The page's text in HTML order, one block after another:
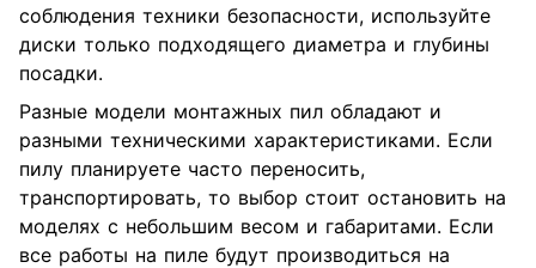
соблюдения техники безопасности, используйте
диски только подходящего диаметра и глубины
посадки.
Разные модели монтажных пил обладают и
разными техническими характеристиками. Если
пилу планируете часто переносить,
транспортировать, то выбор стоит остановить на
моделях с небольшим весом и габаритами. Если
все работы на пиле будут производиться на